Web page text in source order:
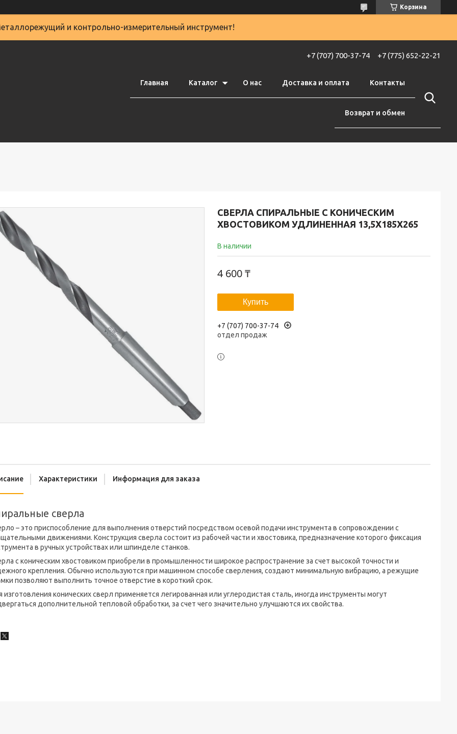
Корзина
и контрольно-измерительный инструмент!
+7 (707) 700-37-74 +7 (775) 652-22-21
Главная Каталог О нас Доставка и оплата Контакты
Возврат и обмен
СВЕРЛА СПИРАЛЬНЫЕ С КОНИЧЕСКИМ
ХВОСТОВИКОМ УДЛИНЕННАЯ 13,5Х185Х265
В наличии
4 600 ₸
Купить
+7 (707) 700-37-74
отдел продаж
Характеристики Информация для заказа
сверла
– это приспособление для выполнения отверстий посредством осевой подачи инструмента в сопровождении с
движениями. Конструкция сверла состоит из рабочей части и хвостовика, предназначение которого фиксация
в ручных устройствах или шпинделе станков.
с коническим хвостовиком приобрели в промышленности широкое распространение за счет высокой точности и
крепления. Обычно используются при машинном способе сверления, создают минимальную вибрацию, а режущие
позволяют выполнить точное отверстие в короткий срок.
изготовления конических сверл применяется легированная или углеродистая сталь, иногда инструменты могут
дополнительной тепловой обработки, за счет чего значительно улучшаются их свойства.